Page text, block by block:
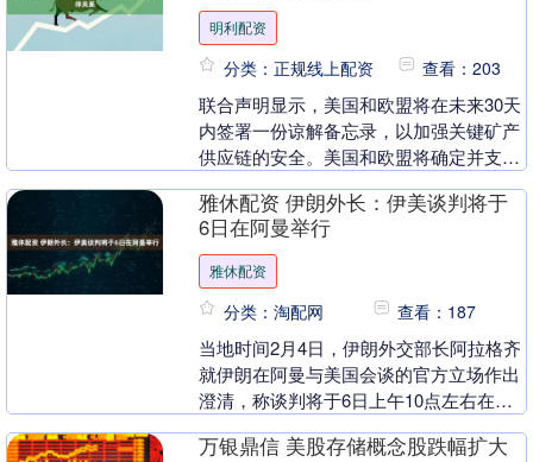
明利配资
分类：正规线上配资 查看：203
联合声明显示，美国和欧盟将在未来30天
内签署一份谅解备忘录，以加强关键矿产
供应链的安全。美国和欧盟将确定并支持
采矿、回收、加工和精炼领域的项目。贸
易倡议可能包括....
雅休配资 伊朗外长：伊美谈判将于
6日在阿曼举行
雅休配资
分类：淘配网 查看：187
当地时间2月4日，伊朗外交部长阿拉格齐
就伊朗在阿曼与美国会谈的官方立场作出
澄清，称谈判将于6日上午10点左右在阿
曼首都马斯喀特举行。并对阿曼为此次谈
判所做的一切....
万银鼎信 美股存储概念股跌幅扩大